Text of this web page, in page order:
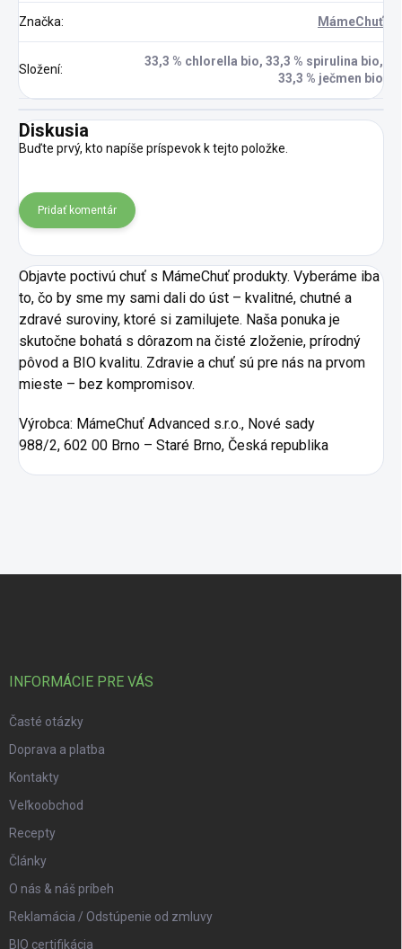
Značka: MámeChuť
Složení:
33,3 % chlorella bio, 33,3 % spirulina bio,
33,3 % ječmen bio
Diskusia
Buďte prvý, kto napíše príspevok k tejto položke.
Pridať komentár
Objavte poctivú chuť s MámeChuť produkty. Vyberáme iba
to, čo by sme my sami dali do úst – kvalitné, chutné a
zdravé suroviny, ktoré si zamilujete. Naša ponuka je
skutočne bohatá s dôrazom na čisté zloženie, prírodný
pôvod a BIO kvalitu. Zdravie a chuť sú pre nás na prvom
mieste – bez kompromisov.
Výrobca: MámeChuť Advanced s.r.o., Nové sady
988/2, 602 00 Brno – Staré Brno, Česká republika
INFORMÁCIE PRE VÁS
Časté otázky
Doprava a platba
Kontakty
Veľkoobchod
Recepty
Články
O nás & náš príbeh
Reklamácia / Odstúpenie od zmluvy
BIO certifikácia